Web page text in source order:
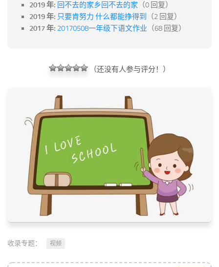
2019 年: 回不去的家乡回不去的家 （0 回复）
2019 年: 只要肯努力 什么都能挣得到
（2 回复）
2017 年: 20170508一年级下语文作业 （68 回复）
（还没有人参与评分！）
收录专题： 视频